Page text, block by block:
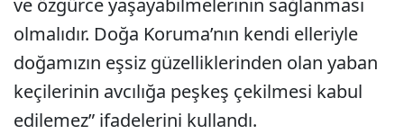
ve özgürce yaşayabilmelerinin sağlanması
olmalıdır. Doğa Koruma’nın kendi elleriyle
doğamızın eşsiz güzelliklerinden olan yaban
keçilerinin avcılığa peşkeş çekilmesi kabul
edilemez” ifadelerini kullandı.